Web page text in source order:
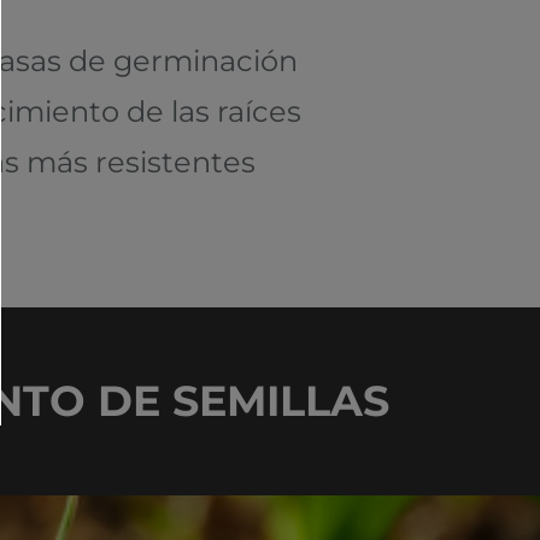
de germinación
de las raíces
más resistentes
DE SEMILLAS